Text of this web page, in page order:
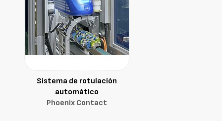
Sistema de rotulación
automático
Phoenix Contact